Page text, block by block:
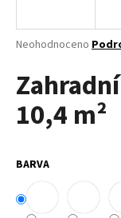
Průměrné
produktu
je
0,0
z
Neohodnoceno
10,4 m²
BARVA
j
t
?